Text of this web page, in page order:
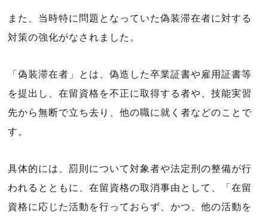
また、当時特に問題となっていた偽装滞在者に対する
対策の強化がなされました。
「偽装滞在者」とは、偽造した卒業証書や雇用証書等
を提出し、在留資格を不正に取得する者や、技能実習
先から無断で立ち去り、他の職に就く者などのことで
す。
具体的には、罰則について対象者や法定刑の整備が行
われるとともに、在留資格の取消事由として、「在留
資格に応じた活動を行っておらず、かつ、他の活動を